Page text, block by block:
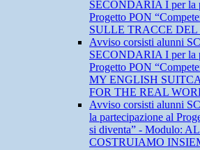
SECONDARIA I per la
Progetto PON
SULLE TRACCE
Avviso corsisti alunni
SECONDARIA I per la
Progetto PON
MY ENGLISH
FOR THE REAL
Avviso corsisti alunni
la partecipazione al
si diventa” - Modulo:
COSTRUIAMO